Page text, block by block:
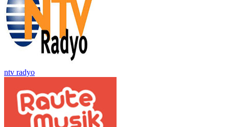
ntv radyo